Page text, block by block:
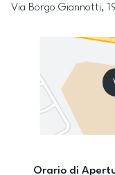
Via Borgo Giannotti,
Orario di